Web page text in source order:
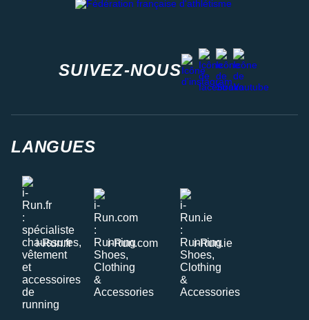
SUIVEZ-NOUS
instagram
facebook
stravayoutube
LANGUES
i-Run.fr i-Run.com i-Run.ie